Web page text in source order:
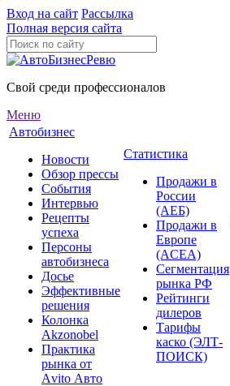
Вход на сайт Рассылка
Полная версия сайта
Свой среди профессионалов
Меню
Автобизнес
Новости
Обзор прессы
События
Интервью
Рецепты
успеха
Персоны
автобизнеса
Досье
Эффективные
решения
Колонка
Akzonobel
Практика
рынка от
Аvito Авто
Статистика
Продажи в
России
(АЕБ)
Продажи в
Европе
(ACEA)
Сегментация
рынка РФ
Рейтинги
дилеров
Тарифы
каско (ЭЛТ-
ПОИСК)